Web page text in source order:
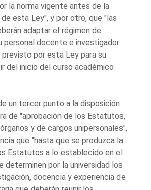
la norma vigente antes de la
esta Ley", y por otro, que "las
adaptar el régimen de
personal docente e investigador
por esta Ley para su
del inicio del curso académico
un tercer punto a la disposición
de "aprobación de los Estatutos,
y de cargos unipersonales",
que "hasta que se produzca la
Estatutos a lo establecido en el
determinen por la universidad los
docencia y experiencia de